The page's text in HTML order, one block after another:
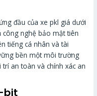
đầu của xe pkl giá dưới
công nghệ bảo mật tiên
tiếng cá nhân và tài
bền một môi trường
an toàn và chính xác an
bit